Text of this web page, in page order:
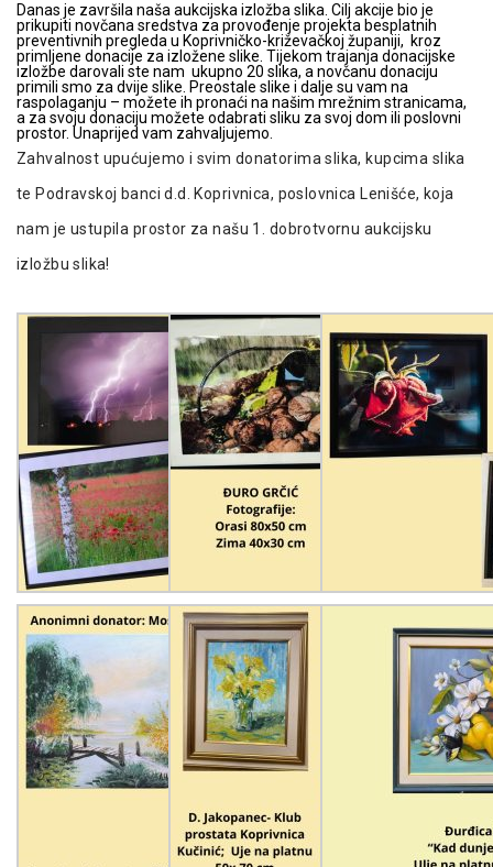
Danas je završila naša aukcijska izložba slika. Cilj akcije bio je
prikupiti novčana sredstva za provođenje projekta besplatnih
preventivnih pregleda u Koprivničko-križevačkoj županiji, kroz
primljene donacije za izložene slike. Tijekom trajanja donacijske
izložbe darovali ste nam ukupno 20 slika, a novčanu donaciju
primili smo za dvije slike. Preostale slike i dalje su vam na
raspolaganju – možete ih pronaći na našim mrežnim stranicama,
a za svoju donaciju možete odabrati sliku za svoj dom ili poslovni
prostor. Unaprijed vam zahvaljujemo.
Zahvalnost upućujemo i svim donatorima slika, kupcima slika
te Podravskoj banci d.d. Koprivnica, poslovnica Lenišće, koja
nam je ustupila prostor za našu 1. dobrotvornu aukcijsku
izložbu slika!